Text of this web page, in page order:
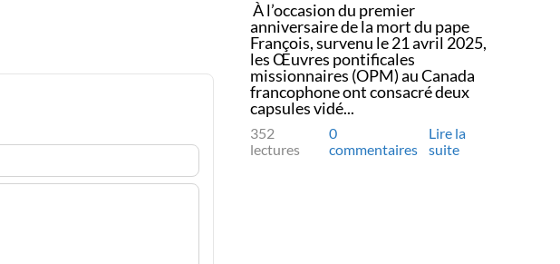
À l’occasion du premier
anniversaire de la mort du pape
François, survenu le 21 avril 2025,
les Œuvres pontificales
missionnaires (OPM) au Canada
francophone ont consacré deux
capsules vidé...
352
lectures
0
commentaires
Lire la
suite